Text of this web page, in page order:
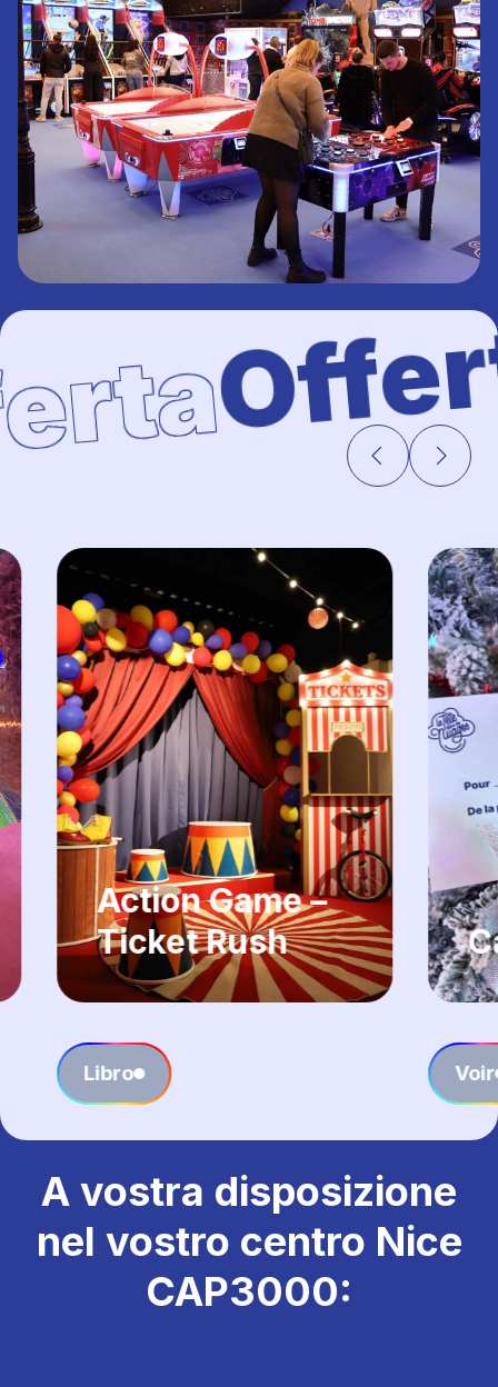
Carte regalo
Voir
A vostra disposizione
nel vostro centro Nice
CAP3000: